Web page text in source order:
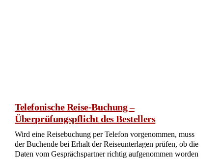
Telefonische Reise-Buchung –
Überprüfungspflicht des Bestellers
Wird eine Reisebuchung per Telefon vorgenommen, muss
der Buchende bei Erhalt der Reiseunterlagen prüfen, ob die
Daten vom Gesprächspartner richtig aufgenommen worden